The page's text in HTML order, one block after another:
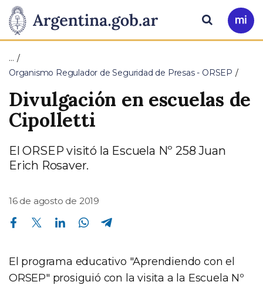
Presidencia
de
la
Nación
Pasar al contenido principal
Ir
a
Buscar
…
Organismo Regulador de Seguridad de Presas - ORSEP
Divulgación en escuelas de
Cipolletti
El ORSEP visitó la Escuela Nº 258 Juan
Erich Rosaver.
16 de agosto de 2019
Compartir en Facebook Compartir en Twitter Compartir en Linkedin Compartir en Whatsapp
El programa educativo "Aprendiendo con el
ORSEP" prosiguió con la visita a la Escuela Nº